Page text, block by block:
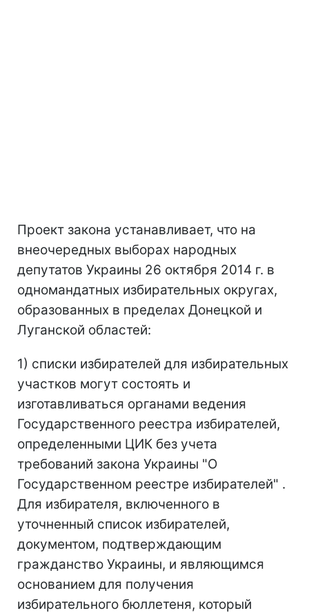
Проект закона устанавливает, что на
внеочередных выборах народных
депутатов Украины 26 октября 2014 г. в
одномандатных избирательных округах,
образованных в пределах Донецкой и
Луганской областей:
1) списки избирателей для избирательных
участков могут состоять и
изготавливаться органами ведения
Государственного реестра избирателей,
определенными ЦИК без учета
требований закона Украины "О
Государственном реестре избирателей" .
Для избирателя, включенного в
уточненный список избирателей,
документом, подтверждающим
гражданство Украины, и являющимся
основанием для получения
избирательного бюллетеня, который